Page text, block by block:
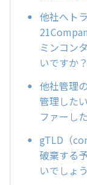
他社へト
ミンコン
いですか？
他社管理
管理した
ファーした
gTLD（
破棄する
いでしょ